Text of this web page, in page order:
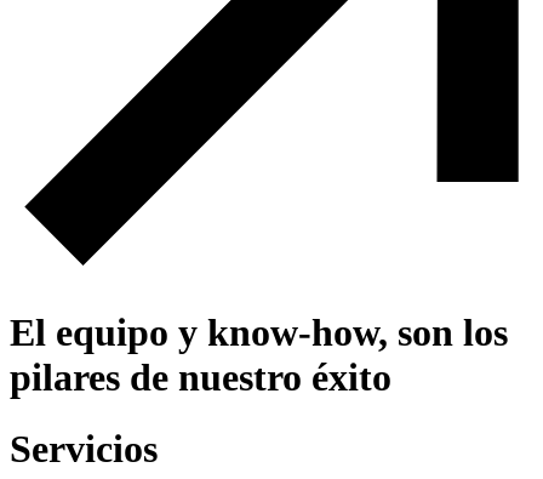
El equipo y know-how, son los
pilares de nuestro éxito
Servicios